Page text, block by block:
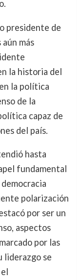
presidente de
más
la historia del
la política
de la
capaz de
del país.
hasta
fundamental
polarización
por ser un
aspectos
por las
liderazgo se